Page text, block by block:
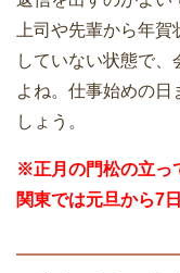
上司や先輩から年
していない状態で
よね。仕事始めの日
しょう。
※正月の門松の立っ
関東では元旦から7